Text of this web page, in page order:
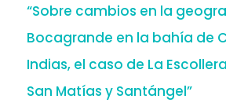
“Sobre cambios en la
Bocagrande en la bahía de
Indias, el caso de La
San Matías y Santángel”